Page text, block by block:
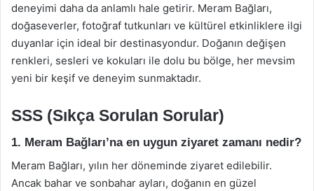
deneyimi daha da anlamlı hale getirir. Meram Bağları,
doğaseverler, fotoğraf tutkunları ve kültürel etkinliklere ilgi
duyanlar için ideal bir destinasyondur. Doğanın değişen
renkleri, sesleri ve kokuları ile dolu bu bölge, her mevsim
yeni bir keşif ve deneyim sunmaktadır.
SSS (Sıkça Sorulan Sorular)
1. Meram Bağları’na en uygun ziyaret zamanı nedir?
Meram Bağları, yılın her döneminde ziyaret edilebilir.
Ancak bahar ve sonbahar ayları, doğanın en güzel